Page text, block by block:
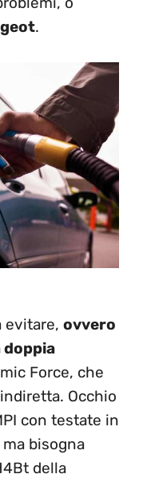
.
evitare, ovvero
doppia
Force, che
Occhio
con testate in
ma bisogna
della